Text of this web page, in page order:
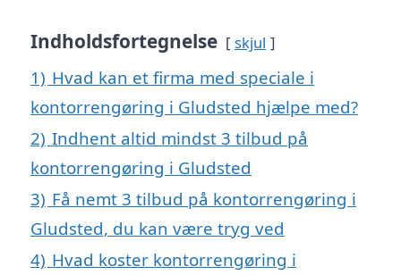
Indholdsfortegnelse skjul
1) Hvad kan et firma med speciale i
kontorrengøring i Gludsted hjælpe med?
2) Indhent altid mindst 3 tilbud på
kontorrengøring i Gludsted
3) Få nemt 3 tilbud på kontorrengøring i
Gludsted, du kan være tryg ved
4) Hvad koster kontorrengøring i